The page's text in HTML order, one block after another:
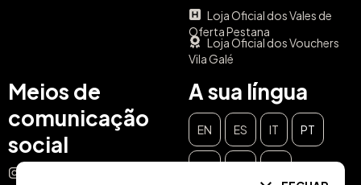
Loja Oficial dos Vales de
Oferta Pestana
Loja Oficial dos Vouchers
Vila Galé
Meios de
comunicação
social
A sua língua
EN ES IT PT